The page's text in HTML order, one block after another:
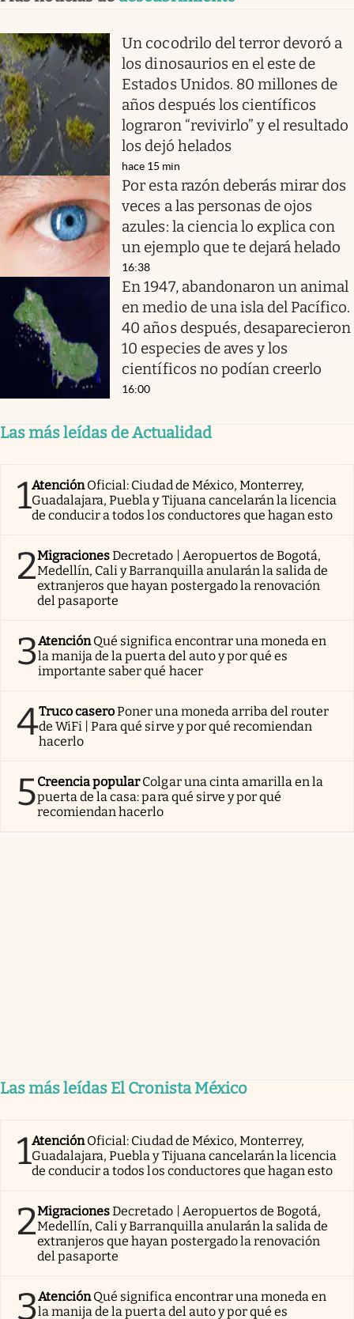
Un cocodrilo del terror devoró a
los dinosaurios en el este de
Estados Unidos. 80 millones de
años después los científicos
lograron “revivirlo” y el resultado
los dejó helados
hace 15 min
Por esta razón deberás mirar dos
veces a las personas de ojos
azules: la ciencia lo explica con
un ejemplo que te dejará helado
16:38
En 1947, abandonaron un animal
en medio de una isla del Pacífico.
40 años después, desaparecieron
10 especies de aves y los
científicos no podían creerlo
16:00
Las más leídas de Actualidad
1AtenciónOficial: Ciudad de México, Monterrey,
Guadalajara, Puebla y Tijuana cancelarán la licencia
de conducir a todos los conductores que hagan esto
2MigracionesDecretado | Aeropuertos de Bogotá,
Medellín, Cali y Barranquilla anularán la salida de
extranjeros que hayan postergado la renovación
del pasaporte
3AtenciónQué significa encontrar una moneda en
la manija de la puerta del auto y por qué es
importante saber qué hacer
4Truco caseroPoner una moneda arriba del router
de WiFi | Para qué sirve y por qué recomiendan
hacerlo
5Creencia popularColgar una cinta amarilla en la
puerta de la casa: para qué sirve y por qué
recomiendan hacerlo
Las más leídas El Cronista México
1AtenciónOficial: Ciudad de México, Monterrey,
Guadalajara, Puebla y Tijuana cancelarán la licencia
de conducir a todos los conductores que hagan esto
2MigracionesDecretado | Aeropuertos de Bogotá,
Medellín, Cali y Barranquilla anularán la salida de
extranjeros que hayan postergado la renovación
del pasaporte
3AtenciónQué significa encontrar una moneda en
la manija de la puerta del auto y por qué es